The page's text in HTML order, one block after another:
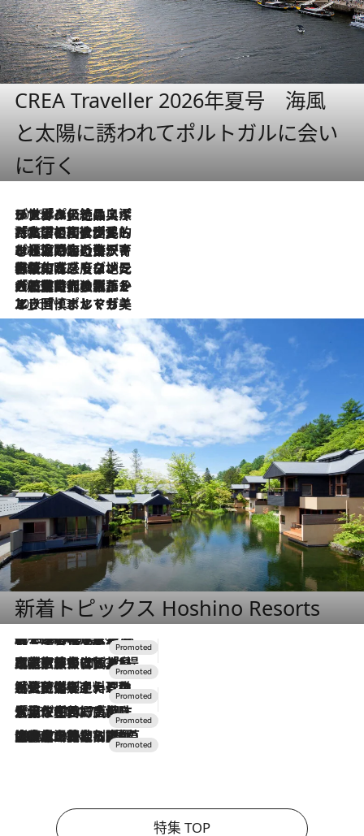
CREA Traveller 2026年夏号 海風
と太陽に誘われてポルトガルに会い
に行く
2026.8.8
リスボンの絶品スイーツ「パステル・デ・ナタ」とは？ポルトガル伝統の奥深い世界へ
2026.7.27
「私の祖国はポルトガル語です」国民的詩人フェルナンド・ペソアと、彼が愛した文学の街を歩く
2026.7.26
ポルトガル近海が育む極上の海の幸。キリリと冷えた白ワインと愉しむ、シーフード専門店の贅沢
2026.7.22
伝統の味をモダンに昇華。高感度な地元客が集う、リスボンの最旬ガストロノミー
2026.7.21
大航海時代の栄華から、震災、独裁、そして革命へ。ポルトガル・首都リスボンの石畳に刻まれた「歴史の光と影」
2026.7.13
エッセイ・ヤマザキマリ「慎ましくも美しき国 ポルトガル」
新着トピックス Hoshino Resorts
2026.8.7
【トンボの足水浴】ヒノキの香りに包まれて涼感マックス！約13℃の湧水かけ流しを避暑地「星野温泉 トンボの湯」で体験
2026.7.31
【ホテル帰省】という選択肢をOMOが提案。家族とほどよい距離を保つには「昼は実家、夜は気兼ねなくホテルで！」
2026.7.24
【夏限定ディナーコース】旬を迎える稚鮎や花ズッキーニなどをイタリア・トスカーナの郷土料理の手法で満喫！
2026.7.17
「土佐和ハーブかき氷」がOMO7高知に登場！生姜、山椒、大葉など目にも舌にも涼を呼ぶ郷土の味
2026.7.10
NEW OPEN！【界 草津】名湯の地に誕生。趣の異なる2種の温泉と上州ならではの会席・蕎麦割烹など美食を味わう究極の癒やし旅
特集 TOP